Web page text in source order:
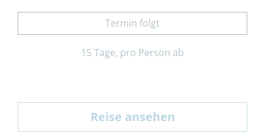
Termin folgt
15 Tage, pro Person ab
Reise ansehen